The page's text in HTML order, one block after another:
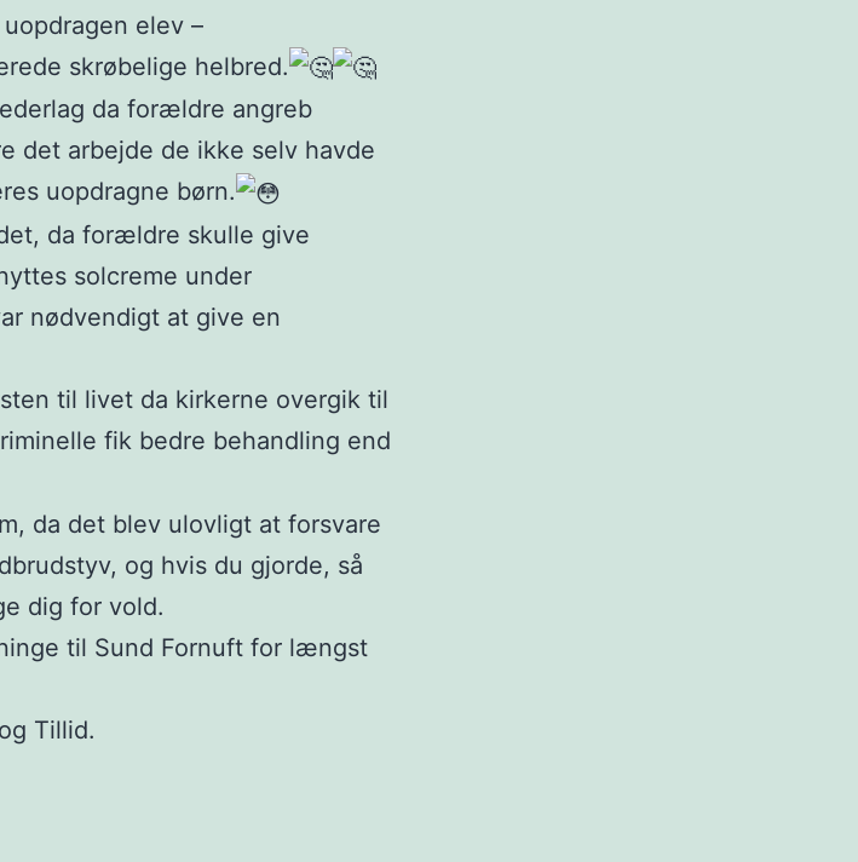
elev –
skrøbelige helbred.
da forældre angreb
det arbejde de ikke selv havde
uopdragne børn.
da forældre skulle give
solcreme under
nødvendigt at give en
til livet da kirkerne overgik til
fik bedre behandling end
da det blev ulovligt at forsvare
og hvis du gjorde, så
dig for vold.
til Sund Fornuft for længst
Tillid.